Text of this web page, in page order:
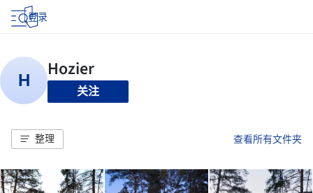
登录
关注
整理 查看所有文件夹